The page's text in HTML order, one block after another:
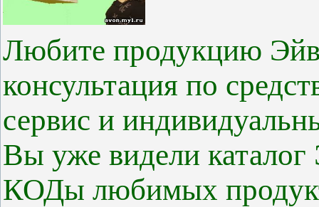
Любите продукцию
консультация по
сервис и
Вы уже видели
КОДы любимых